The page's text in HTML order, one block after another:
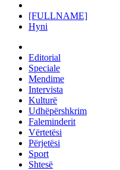
[FULLNAME]
Hyni
Editorial
Speciale
Mendime
Intervista
Kulturë
Udhëpërshkrim
Faleminderit
Vërtetësi
Përjetësi
Sport
Shtesë